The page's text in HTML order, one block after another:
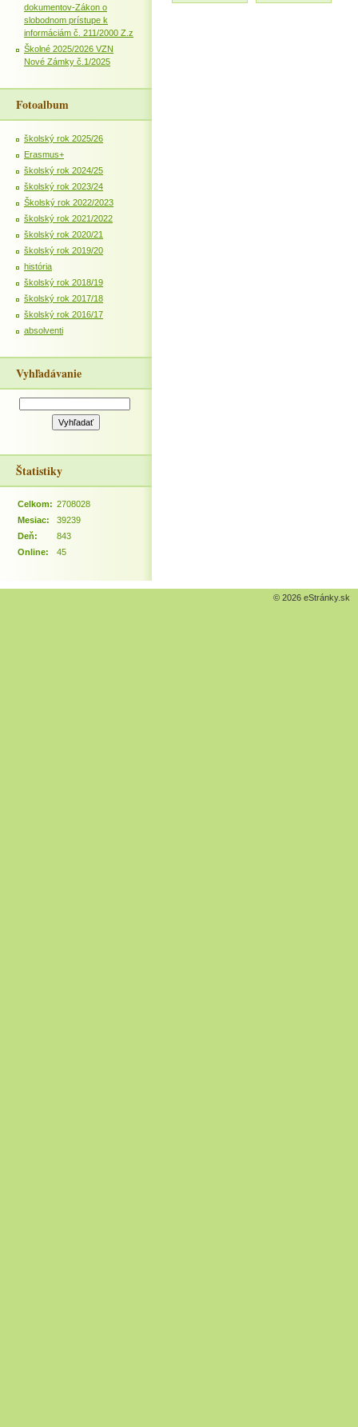
dokumentov-Zákon o
slobodnom prístupe k
informáciám č. 211/2000 Z.z
Školné 2025/2026 VZN
Nové Zámky č.1/2025
Fotoalbum
školský rok 2025/26
Erasmus+
školský rok 2024/25
školský rok 2023/24
Školský rok 2022/2023
školský rok 2021/2022
školský rok 2020/21
školský rok 2019/20
história
školský rok 2018/19
školský rok 2017/18
školský rok 2016/17
absolventi
Vyhľadávanie
Štatistiky
Online: 45
Celkom: 2708028
Mesiac:
39239
Deň:
843
© 2026 eStránky.sk